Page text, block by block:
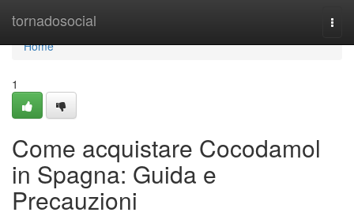
tornadosocial
Home
Home
1
Come acquistare Cocodamol
in Spagna: Guida e
Precauzioni